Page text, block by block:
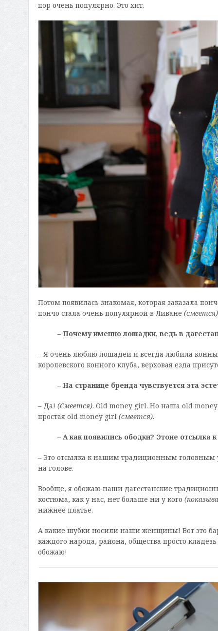
пор очень популярно. Это хит.
Потом появилась знакомая, которая заказала
пончо стала очень популярной в Ливане
–Почему именно лошадки, ведь в
– Я очень люблю лошадей и всегда любила
королевского конного клуба, верховая езда
– На странице бренда чувствуется эта
– Да!(Смеется). Old money girl. Но наша old
простая old money girl(смеется).
– А как появились ободки? Этоне отсылка
– Это отсылка к нашим традиционным головным
на голове.
Вообще, я обожаю наши дагестанские
костюма, как у нас, нет больше ни у кого
нижнее платье.
А какие шубки носили наши женщины! Вот это
каждого народа, района, общества просто
обожаю!